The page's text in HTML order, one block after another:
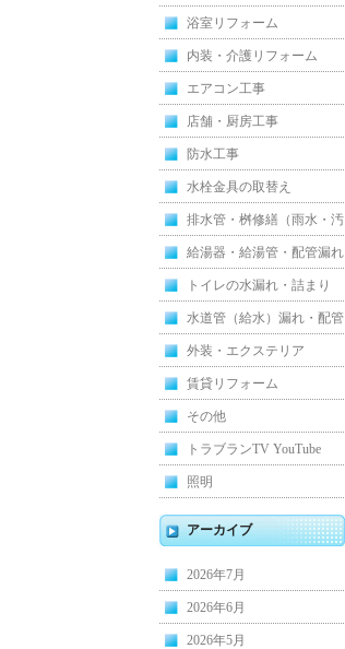
浴室リフォーム
内装・介護リフォーム
エアコン工事
店舗・厨房工事
防水工事
水栓金具の取替え
排水管・桝修繕（雨水・汚
水）
給湯器・給湯管・配管漏れ
トイレの水漏れ・詰まり
水道管（給水）漏れ・配管
外装・エクステリア
賃貸リフォーム
その他
トラブランTV YouTube
照明
アーカイブ
2026年7月
2026年6月
2026年5月